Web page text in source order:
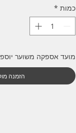
כמות *
מועד אספקה משוער
הזמנה